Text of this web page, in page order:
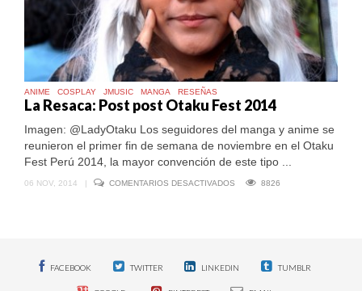
ANIME COSPLAY JMUSIC MANGA RESEÑAS
La Resaca: Post post Otaku Fest 2014
Imagen: @LadyOtaku Los seguidores del manga y anime se
reunieron el primer fin de semana de noviembre en el Otaku
Fest Perú 2014, la mayor convención de este tipo ...
06 NOV, 2014 | COMENTARIOS DESACTIVADOS 8826
FACEBOOK TWITTER LINKEDIN TUMBLR